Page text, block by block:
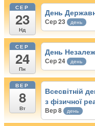
СЕР
23
Нд
День
Сер 23 день
СЕР
24
Пн
День
Сер 24 день
ВЕР
8
Вт
Всесвітній
з фізичної
Вер 8 день